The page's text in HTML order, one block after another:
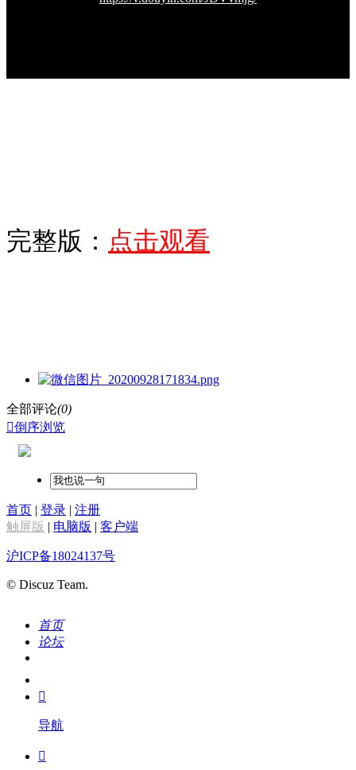
完整版： 点击观看
全部评论(0)
倒序浏览
首页 | 登录 | 注册
触屏版 | 电脑版 | 客户端
沪ICP备18024137号
© Discuz Team.
首页
论坛
我的

导航
